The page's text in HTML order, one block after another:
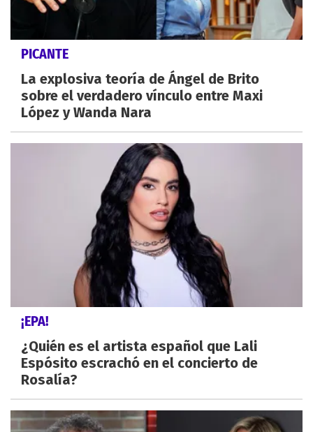
PICANTE
La explosiva teoría de Ángel de Brito
sobre el verdadero vínculo entre Maxi
López y Wanda Nara
¡EPA!
¿Quién es el artista español que Lali
Espósito escrachó en el concierto de
Rosalía?